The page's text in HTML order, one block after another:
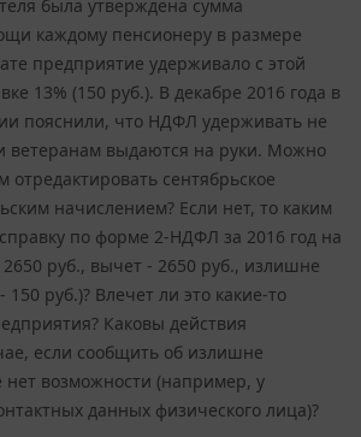
была утверждена сумма
каждому пенсионеру в размере
предприятие удерживало с этой
13% (150 руб.). В декабре 2016 года в
пояснили, что НДФЛ удерживать не
ветеранам выдаются на руки. Можно
отредактировать сентябрьское
начислением? Если нет, то каким
по форме 2-НДФЛ за 2016 год на
руб., вычет - 2650 руб., излишне
руб.)? Влечет ли это какие-то
Каковы действия
если сообщить об излишне
возможности (например, у
данных физического лица)?